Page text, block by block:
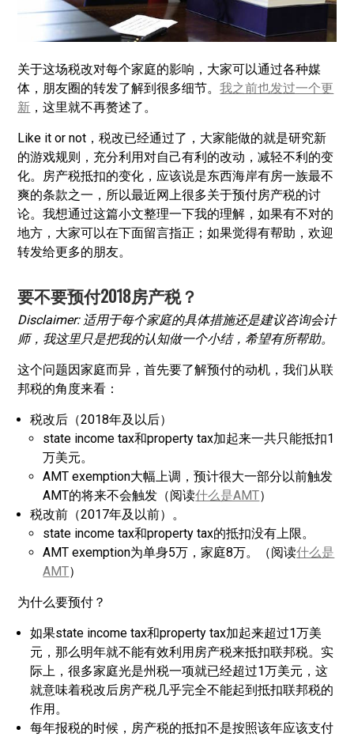
关于这场税改对每个家庭的影响，大家可以通过各种媒
体，朋友圈的转发了解到很多细节。我之前也发过一个更
新 ，这里就不再赘述了。
Like it or not，税改已经通过了，大家能做的就是研究新
的游戏规则，充分利用对自己有利的改动，减轻不利的变
化。房产税抵扣的变化，应该说是东西海岸有房一族最不
爽的条款之一，所以最近网上很多关于预付房产税的讨
论。我想通过这篇小文整理一下我的理解，如果有不对的
地方，大家可以在下面留言指正；如果觉得有帮助，欢迎
转发给更多的朋友。
要不要预付2018房产税？
Disclaimer: 适用于每个家庭的具体措施还是建议咨询会计
师，我这里只是把我的认知做一个小结，希望有所帮助。
这个问题因家庭而异，首先要了解预付的动机，我们从联
邦税的角度来看：
税改后（2018年及以后）
state income tax和property tax加起来一共只能抵扣1
万美元。
AMT exemption大幅上调，预计很大一部分以前触发
AMT的将来不会触发（阅读什么是AMT）
税改前（2017年及以前）。
state income tax和property tax的抵扣没有上限。
AMT exemption为单身5万，家庭8万。（阅读什么是
AMT）
为什么要预付？
如果state income tax和property tax加起来超过1万美
元，那么明年就不能有效利用房产税来抵扣联邦税。实
际上，很多家庭光是州税一项就已经超过1万美元，这
就意味着税改后房产税几乎完全不能起到抵扣联邦税的
作用。
每年报税的时候，房产税的抵扣不是按照该年应该支付